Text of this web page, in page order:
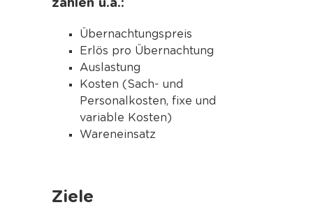
zählen u.a.:
Übernachtungspreis
Erlös pro Übernachtung
Auslastung
Kosten (Sach- und
Personalkosten, fixe und
variable Kosten)
Wareneinsatz
Ziele